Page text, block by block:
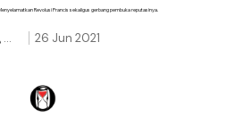
Revolusi Prancis sekaligus gerbang pembuka reputasinya.
26 Jun 2021
...